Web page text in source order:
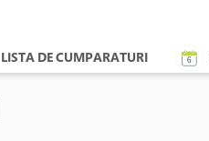
LISTA DE CUMPARATURI